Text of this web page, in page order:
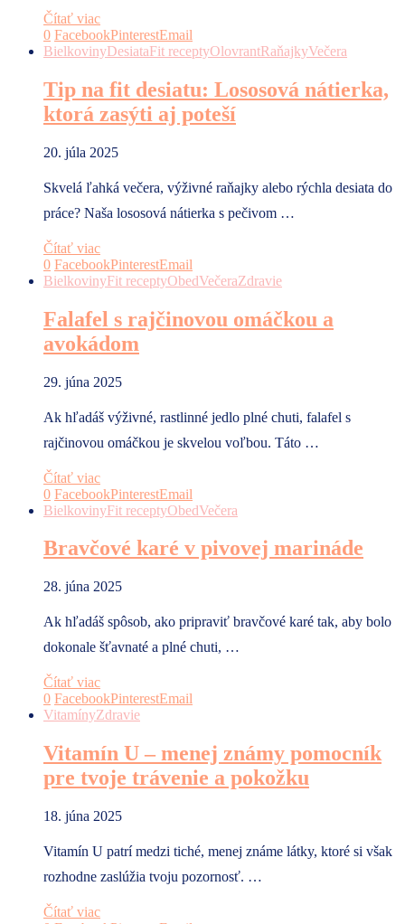
Čítať viac
0 FacebookPinterestEmail
BielkovinyDesiataFit receptyOlovrantRaňajkyVečera
Tip na fit desiatu: Lososová nátierka,
ktorá zasýti aj poteší
20. júla 2025
Skvelá ľahká večera, výživné raňajky alebo rýchla desiata do
práce? Naša lososová nátierka s pečivom …
Čítať viac
0 FacebookPinterestEmail
BielkovinyFit receptyObedVečeraZdravie
Falafel s rajčinovou omáčkou a
avokádom
29. júna 2025
Ak hľadáš výživné, rastlinné jedlo plné chuti, falafel s
rajčinovou omáčkou je skvelou voľbou. Táto …
Čítať viac
0 FacebookPinterestEmail
BielkovinyFit receptyObedVečera
Bravčové karé v pivovej marináde
28. júna 2025
Ak hľadáš spôsob, ako pripraviť bravčové karé tak, aby bolo
dokonale šťavnaté a plné chuti, …
Čítať viac
0 FacebookPinterestEmail
VitamínyZdravie
Vitamín U – menej známy pomocník
pre tvoje trávenie a pokožku
18. júna 2025
Vitamín U patrí medzi tiché, menej známe látky, ktoré si však
rozhodne zaslúžia tvoju pozornosť. …
Čítať viac